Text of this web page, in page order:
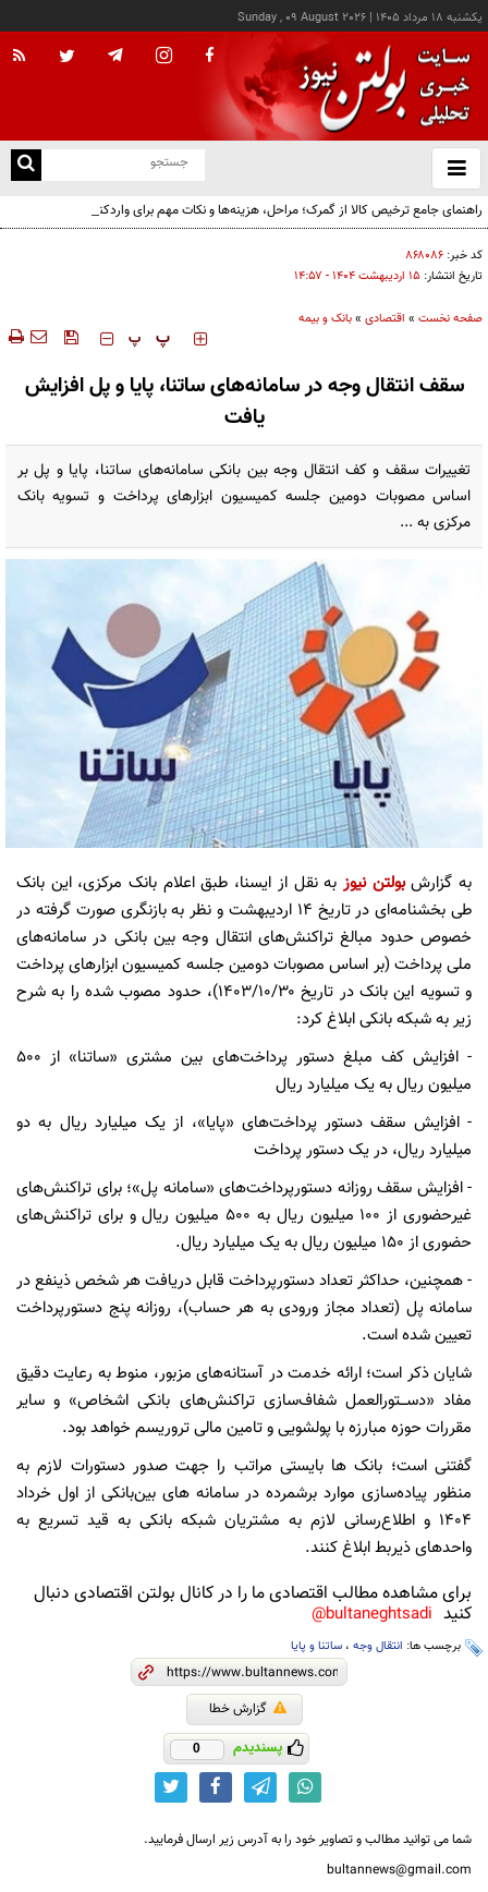
يکشنبه ۱۸ مرداد ۱۴۰۵ |
Sunday , 09 August 2026
باز
و
راهنمای جامع ترخیص کالا از گمرک؛ مراحل، هزینه‌ها و نکات مهم برای واردکنندگان
کد خبر: ۸۶۸۰۸۶
تاریخ انتشار: ۱۵ ارديبهشت ۱۴۰۴ - ۱۴:۵۷
صفحه نخست » اقتصادی »بانک و بیمه
‍‍‍ پ پ
سقف انتقال وجه در سامانه‌های ساتنا، پایا و پل افزایش
یافت
تغییرات سقف و کف انتقال وجه بین بانکی سامانه‌های ساتنا، پایا و پل بر
اساس مصوبات دومین جلسه کمیسیون ابزارهای پرداخت و تسویه بانک
مرکزی به ...
به گزارشبولتن نیوز به نقل از ایسنا، طبق اعلام بانک مرکزی، این بانک
طی بخشنامه‌ای در تاریخ ۱۴ اردیبهشت و نظر به بازنگری صورت گرفته در
خصوص حدود مبالغ تراکنش‌های انتقال وجه بین­ بانکی در سامانه‌های
ملی پرداخت (بر اساس مصوبات دومین جلسه کمیسیون ابزارهای پرداخت
و تسویه این بانک در تاریخ ۳۰‏‏/۱۰‏‏/۱۴۰۳)، حدود مصوب شده را به شرح
زیر به شبکه بانکی ابلاغ کرد:
- افزایش کف مبلغ دستور پرداخت‌های بین مشتری «ساتنا» از ۵۰۰
میلیون ریال به یک میلیارد ریال
- افزایش سقف دستور پرداخت‌های «پایا»، از یک میلیارد ریال به دو
میلیارد ریال، در یک دستور پرداخت
- افزایش سقف روزانه دستورپرداخت‌های «سامانه پل»؛ برای تراکنش‌های
غیرحضوری از ۱۰۰ میلیون ریال به ۵۰۰ میلیون ریال و برای تراکنش‌های
حضوری از ۱۵۰ میلیون ریال به یک میلیارد ریال.
- همچنین، حداکثر تعداد دستورپرداخت قابل دریافت هر شخص ذینفع در
سامانه پل (تعداد مجاز ورودی به هر حساب)، روزانه پنج دستورپرداخت
تعیین شده است.
شایان ذکر است؛ ارائه خدمت در آستانه­‌های مزبور، منوط به رعایت دقیق
مفاد «دســـتورالعمل شفاف‌­سازی تراکنش‌های بانکی اشخاص» و سایر
مقررات حوزه مبارزه با پولشویی و تامین مالی تروریسم خواهد بود.
گفتنی است؛ بانک ها بایستی مراتب را جهت صدور دستورات لازم به
منظور پیاده‌سازی موارد برشمرده در سامانه­ های بین‌بانکی از اول خرداد
۱۴۰۴ و اطلاع‌رسانی لازم به مشتریان شبکه بانکی به قید تسریع به
واحدهای ذیربط ابلاغ کنند.
برای مشاهده مطالب اقتصادی ما را در کانال بولتن اقتصادی دنبال
کنید bultaneghtsadi@
برچسب ها: انتقال وجه ، ساتنا و پایا
گزارش خطا
پسندیدم 0
شما می توانید مطالب و تصاویر خود را به آدرس زیر ارسال فرمایید.
bultannews@gmail.com